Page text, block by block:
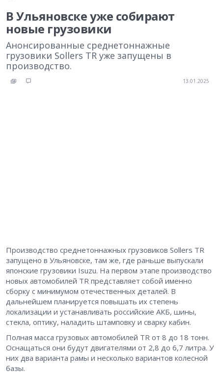
В Ульяновске уже собирают
новые грузовики
Анонсированные среднетоннажные
грузовики Sollers TR уже запущены в
производство.
13.01.2025
Производство среднетоннажных грузовиков Sollers TR
запущено в Ульяновске, там же, где раньше выпускали
японские грузовики Isuzu. На первом этапе производство
новых автомобилей TR представляет собой именно
сборку с минимумом отечественных деталей. В
дальнейшем планируется повышать их степень
локализации и устанавливать российские АКБ, шины,
стекла, оптику, наладить штамповку и сварку кабин.
Полная масса грузовых автомобилей TR от 8 до 18 тонн.
Оснащаться они будут двигателями от 2,8 до 6,7 литра. У
них два варианта рамы и несколько вариантов колесной
базы.